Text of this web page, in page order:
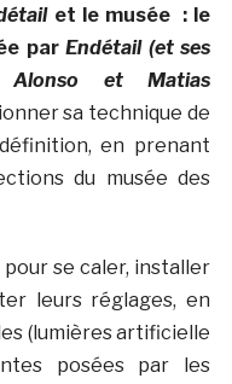
et le musée : le
parEndétail (et ses
Alonso et Matias
sa technique de
en prenant
du musée des
se caler, installer
leurs réglages, en
(lumières artificielle
posées par les